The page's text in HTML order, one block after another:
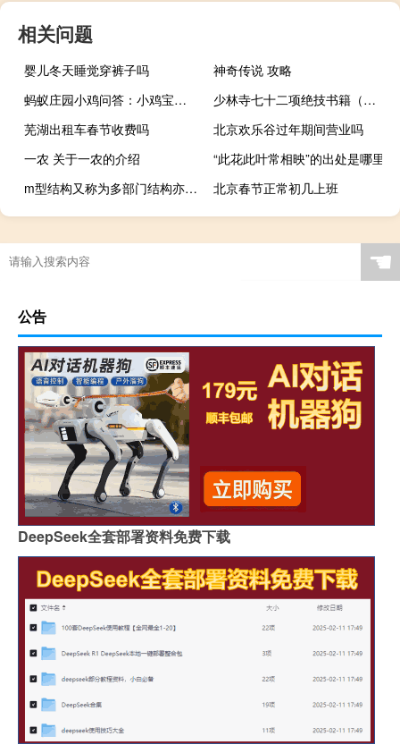
相关问题
婴儿冬天睡觉穿裤子吗
神奇传说 攻略
蚂蚁庄园小鸡问答：小鸡宝宝考考你钙片的含钙量越高补钙效果一定越好吗
少林寺七十二项绝技书籍（少林寺七十二项绝技简介）
芜湖出租车春节收费吗
北京欢乐谷过年期间营业吗
一农 关于一农的介绍
“此花此叶常相映”的出处是哪里
m型结构又称为多部门结构亦即什么
北京春节正常初几上班
☚
公告
DeepSeek全套部署资料免费下载